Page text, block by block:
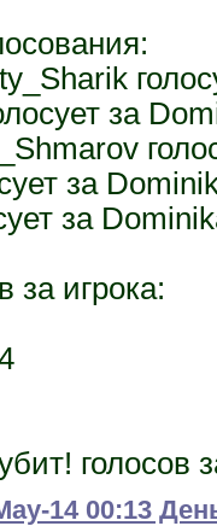
за
за
за
за игрока:
голосов
14 00:13